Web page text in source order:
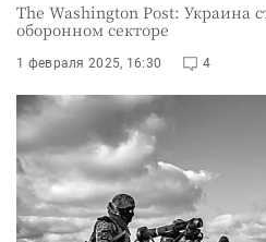
The Washington Post: Украина
оборонном секторе
1 февраля 2025, 16:30 4